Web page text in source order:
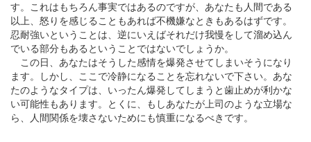
す。これはもちろん事実ではあるのですが、あなたも人間である
以上、怒りを感じることもあれば不機嫌なときもあるはずです。
忍耐強いということは、逆にいえばそれだけ我慢をして溜め込ん
でいる部分もあるということではないでしょうか。
この日、あなたはそうした感情を爆発させてしまいそうになり
ます。しかし、ここで冷静になることを忘れないで下さい。あな
たのようなタイプは、いったん爆発してしまうと歯止めが利かな
い可能性もあります。とくに、もしあなたが上司のような立場な
ら、人間関係を壊さないためにも慎重になるべきです。